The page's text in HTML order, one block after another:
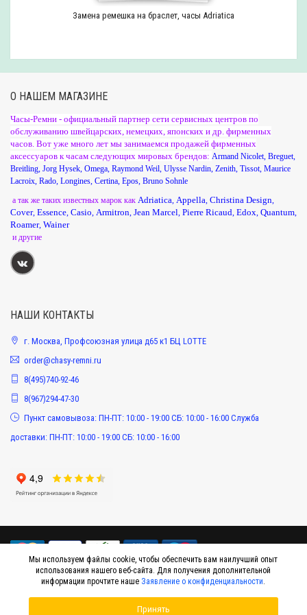
Замена ремешка на браслет, часы Adriatica
О НАШЕМ МАГАЗИНЕ
Часы-Ремни - официальный партнер сети сервисных центров по
обслуживанию швейцарских, немецких, японских и др. фирменных
часов. Вот уже много лет мы занимаемся продажей фирменных
аксессуаров к часам следующих мировых брендов: Armand Nicolet Breguet
Breitling Jorg Hysek Omega Raymond Weil Ulysse Nardin Zenith Tissot Maurice
Lacroix Rado Longines Certina Epos Bruno Sohnle
а так же таких известных марок как Adriatica Appella Christina Design
Cover, Essence Casio Armitron Jean Marcel Pierre Ricaud Edox Quantum
Roamer, Wainer
и другие
НАШИ КОНТАКТЫ
г. Москва, Профсоюзная улица д65 к1 БЦ LOTTE
order@chasy-remni.ru
8(495)740-92-46
8(967)294-47-30
Пункт самовывоза: ПН-ПТ: 10:00 - 19:00 СБ: 10:00 - 16:00 Служба
доставки: ПН-ПТ: 10:00 - 19:00 СБ: 10:00 - 16:00
© 2015-2026 Интернет-магазин оригинальных аксессуаров к наручным часам
Мы используем файлы cookie, чтобы обеспечить вам наилучший опыт
использования нашего веб-сайта. Для получения дополнительной
информации прочтите наше Заявление о конфиденциальности.
Принять